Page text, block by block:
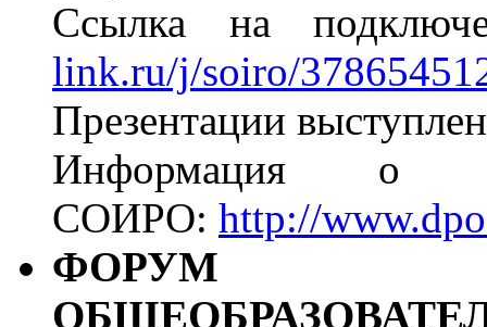
Ссылка на
link.ru/j/soiro/
Презентации
Информация о
СОИРО: http://
ФОРУМ